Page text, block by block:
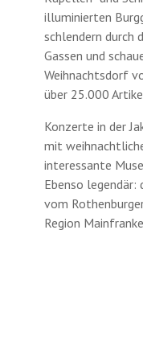
illuminierten
schlendern durch
Gassen und
Weihnachtsdorf
über 25.000
Konzerte in der
mit
interessante
Ebenso
vom
Region